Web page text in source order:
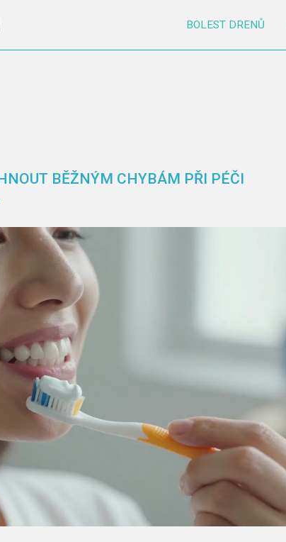
BOLEST DRENŮ
BĚŽNÝM CHYBÁM PŘI PÉČI